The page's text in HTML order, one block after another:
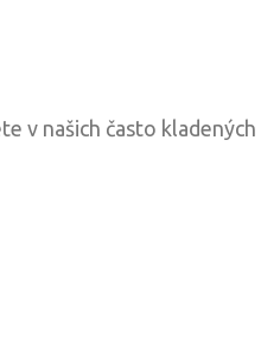
v našich často kladených